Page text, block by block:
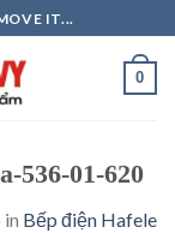
IT...
0
536-01-620
in Bếp điện Hafele